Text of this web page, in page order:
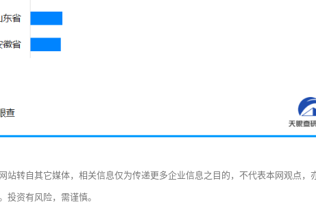
站转自其它媒体，相关信息仅为传递更多企业信息之目的，不代表本网观点，
投资有风险，需谨慎。